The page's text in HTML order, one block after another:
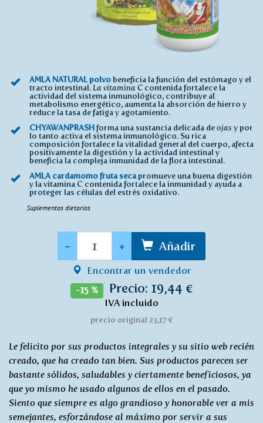
AMLA NATURAL polvo beneficia la función del estómago y el
tracto intestinal. La vitamina C contenida fortalece la
actividad del sistema inmunológico, contribuye al
metabolismo energético, aumenta la absorción de hierro y
reduce la tasa de fatiga y agotamiento.
CHYAWANPRASHforma una sustancia delicada deojas y por
lo tanto activa el sistema inmunológico. Su rica
composición fortalece la vitalidad general del cuerpo, afecta
positivamente la digestión y la actividad intestinal y
beneficia la compleja inmunidad de la flora intestinal.
AMLA cardamomo fruta secapromueve una buena digestión
y la vitamina C contenida fortalece la inmunidad y ayuda a
proteger las células del estrés oxidativo.
Suplementos dietarios
- + Añadir
Encontrar un vendedor
-15 % Precio: 19,44 €
IVA incluido
precio original 23,17 €
Le felicito por sus productos integrales y su sitio web recién
creado, que ha creado tan bien. Sus productos parecen ser
bastante sólidos, saludables y ciertamente beneficiosos, ya
que yo mismo he usado algunos de ellos en el pasado.
Siento que siempre es algo grandioso y honorable ver a mis
semejantes, esforzándose al máximo por servir a sus